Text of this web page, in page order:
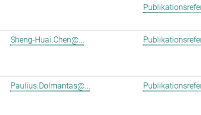
Sheng-Huai.Chen@...
Paulius.Dolmantas@...